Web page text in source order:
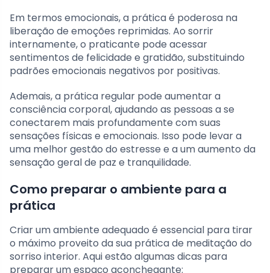
Em termos emocionais, a prática é poderosa na
liberação de emoções reprimidas. Ao sorrir
internamente, o praticante pode acessar
sentimentos de felicidade e gratidão, substituindo
padrões emocionais negativos por positivas.
Ademais, a prática regular pode aumentar a
consciência corporal, ajudando as pessoas a se
conectarem mais profundamente com suas
sensações físicas e emocionais. Isso pode levar a
uma melhor gestão do estresse e a um aumento da
sensação geral de paz e tranquilidade.
Como preparar o ambiente para a
prática
Criar um ambiente adequado é essencial para tirar
o máximo proveito da sua prática de meditação do
sorriso interior. Aqui estão algumas dicas para
preparar um espaço aconchegante: